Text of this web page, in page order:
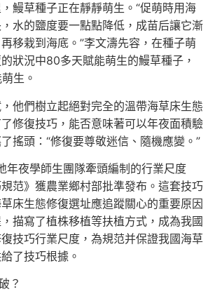
鰻草種子正在靜靜萌生。“促萌時用海
水的鹽度要一點點降低，成苗后讓它漸
移栽到海底。”李文濤先容，在種子萌
狀況中80多天賦能萌生的鰻草種子，
生。
他們樹立起絕對完全的溫帶海草床生態
修復技巧，能否意味著可以年夜面積驗
搖頭：“修復要尊敬迷信、隨機應變。”
年夜學師生團隊牽頭編制的行業尺度
規范》獲農業鄉村部批準發布。這套技巧
床生態修復選址應追蹤關心的重要原因
描寫了植株移植等扶植方式，成為我國
技巧行業尺度，為規范并保證我國海草
了技巧根據。
？